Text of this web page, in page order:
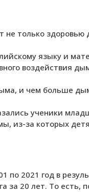
не только здоровью
языку и
воздействия
и чем больше
ученики
из-за которых
по 2021 год в
за 20 лет. То